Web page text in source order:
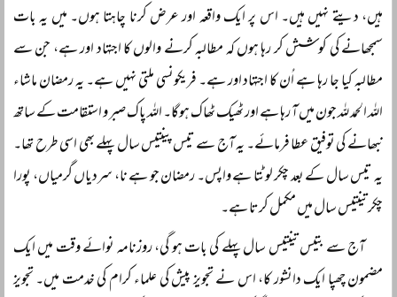
ہیں، دیتے نہیں ہیں۔ اس پر ایک واقعہ اور عرض کرنا چاہتا ہوں۔ میں یہ بات
سمجھانے کی کوشش کر رہا ہوں کہ مطالبہ کرنے والوں کا اجتہاد اور ہے، جن سے
مطالبہ کیا جا رہا ہے اُن کا اجتہاد اور ہے۔ فریکونسی ملتی نہیں ہے۔ یہ رمضان ماشاء
اللہ الحمد للہ جون میں آ رہا ہے اور ٹھیک ٹھاک ہوگا۔ اللہ پاک صبر و استقامت کے ساتھ
نبھانے کی توفیق عطا فرمائے۔ یہ آج سے تیس پینتیس سال پہلے بھی اسی طرح تھا۔
یہ تیس سال کے بعد چکر لوٹتا ہے واپس۔ رمضان جو ہے نا، سردیاں گرمیاں، پورا
چکر تینتیس سال میں مکمل کرتا ہے۔
آج سے بتیس تینتیس سال پہلے کی بات ہو گی، روزنامہ نوائے وقت میں ایک
مضمون چھپا ایک دانشور کا، اس نے تجویز پیش کی علماء کرام کی خدمت میں۔ تجویز